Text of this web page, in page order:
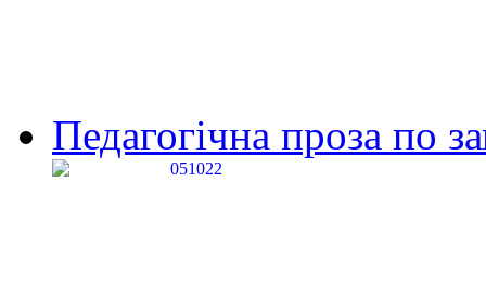
Педагогічна проза по